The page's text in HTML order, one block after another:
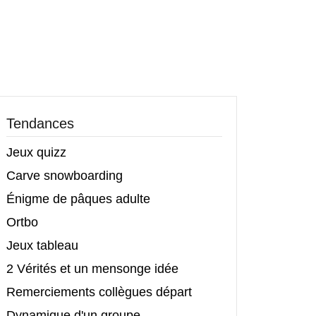
Tendances
Jeux quizz
Carve snowboarding
Énigme de pâques adulte
Ortbo
Jeux tableau
2 Vérités et un mensonge idée
Remerciements collègues départ